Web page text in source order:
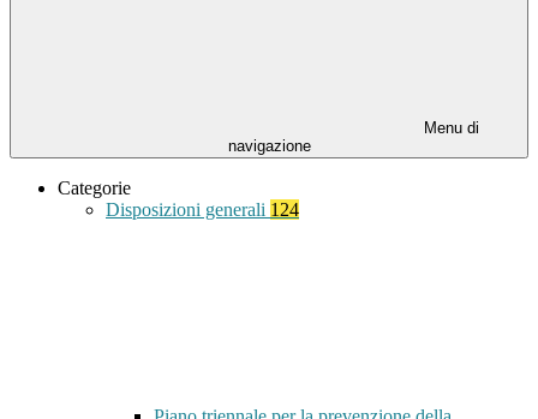
Menu di
navigazione
Categorie
Disposizioni generali 124